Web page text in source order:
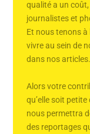
qualité a un
journalistes et
Et nous tenons
vivre au sein de
dans nos articles.
Alors votre
qu’elle soit
nous permettra
des reportages